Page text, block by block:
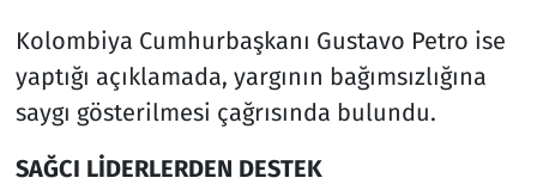
Kolombiya Cumhurbaşkanı Gustavo Petro ise
yaptığı açıklamada, yargının bağımsızlığına
saygı gösterilmesi çağrısında bulundu.
SAĞCI LİDERLERDEN DESTEK